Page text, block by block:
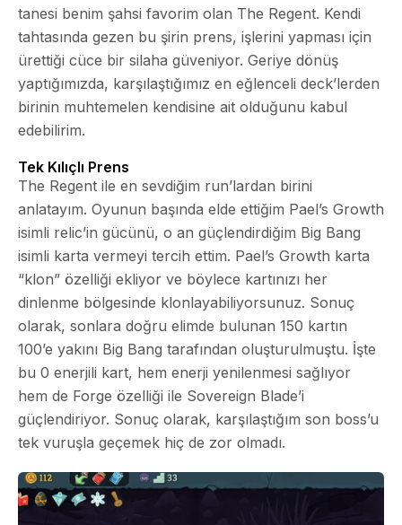
tanesi benim şahsi favorim olan The Regent. Kendi
tahtasında gezen bu şirin prens, işlerini yapması için
ürettiği cüce bir silaha güveniyor. Geriye dönüş
yaptığımızda, karşılaştığımız en eğlenceli deck’lerden
birinin muhtemelen kendisine ait olduğunu kabul
edebilirim.
Tek Kılıçlı Prens
The Regent ile en sevdiğim run’lardan birini
anlatayım. Oyunun başında elde ettiğim Pael’s Growth
isimli relic’in gücünü, o an güçlendirdiğim Big Bang
isimli karta vermeyi tercih ettim. Pael’s Growth karta
“klon” özelliği ekliyor ve böylece kartınızı her
dinlenme bölgesinde klonlayabiliyorsunuz. Sonuç
olarak, sonlara doğru elimde bulunan 150 kartın
100’e yakını Big Bang tarafından oluşturulmuştu. İşte
bu 0 enerjili kart, hem enerji yenilenmesi sağlıyor
hem de Forge özelliği ile Sovereign Blade’i
güçlendiriyor. Sonuç olarak, karşılaştığım son boss’u
tek vuruşla geçemek hiç de zor olmadı.